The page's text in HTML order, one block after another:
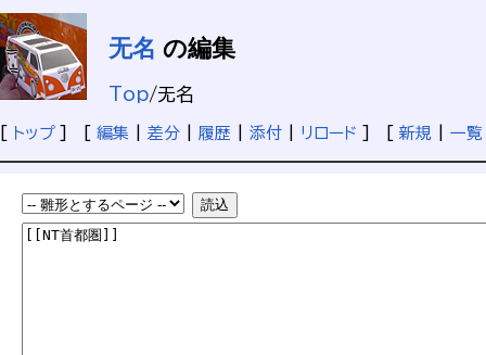
无名 の編集
Top/无名
トップ] [ 編集 差分 履歴 添付 リロード 新規 一覧